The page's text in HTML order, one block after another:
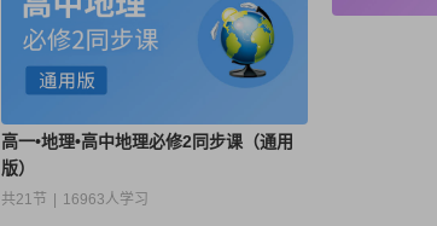
高一•地理•高中地理必修2同步课（通用
版）
共21节 16963人学习